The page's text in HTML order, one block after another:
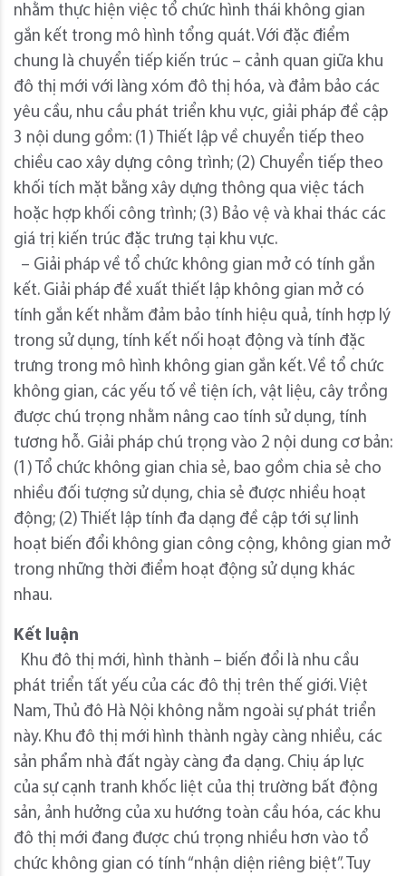
nhằm thực hiện việc tổ chức hình thái không gian
gắn kết trong mô hình tổng quát. Với đặc điểm
chung là chuyển tiếp kiến trúc – cảnh quan giữa khu
đô thị mới với làng xóm đô thị hóa, và đảm bảo các
yêu cầu, nhu cầu phát triển khu vực, giải pháp đề cập
3 nội dung gồm: (1) Thiết lập về chuyển tiếp theo
chiều cao xây dựng công trình; (2) Chuyển tiếp theo
khối tích mặt bằng xây dựng thông qua việc tách
hoặc hợp khối công trình; (3) Bảo vệ và khai thác các
giá trị kiến trúc đặc trưng tại khu vực.
– Giải pháp về tổ chức không gian mở có tính gắn
kết. Giải pháp đề xuất thiết lập không gian mở có
tính gắn kết nhằm đảm bảo tính hiệu quả, tính hợp lý
trong sử dụng, tính kết nối hoạt động và tính đặc
trưng trong mô hình không gian gắn kết. Về tổ chức
không gian, các yếu tố về tiện ích, vật liệu, cây trồng
được chú trọng nhằm nâng cao tính sử dụng, tính
tương hỗ. Giải pháp chú trọng vào 2 nội dung cơ bản:
(1) Tổ chức không gian chia sẻ, bao gồm chia sẻ cho
nhiều đối tượng sử dụng, chia sẻ được nhiều hoạt
động; (2) Thiết lập tính đa dạng đề cập tới sự linh
hoạt biến đổi không gian công cộng, không gian mở
trong những thời điểm hoạt động sử dụng khác
nhau.
Kết luận
Khu đô thị mới, hình thành – biến đổi là nhu cầu
phát triển tất yếu của các đô thị trên thế giới. Việt
Nam, Thủ đô Hà Nội không nằm ngoài sự phát triển
này. Khu đô thị mới hình thành ngày càng nhiều, các
sản phẩm nhà đất ngày càng đa dạng. Chiụ áp lực
của sự cạnh tranh khốc liệt của thị trường bất động
sản, ảnh hưởng của xu hướng toàn cầu hóa, các khu
đô thị mới đang được chú trọng nhiều hơn vào tổ
chức không gian có tính “nhận diện riêng biệt”. Tuy